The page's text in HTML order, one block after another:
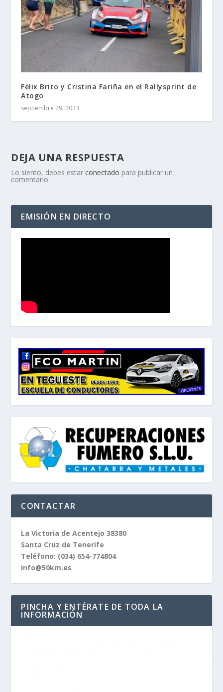
Félix Brito y Cristina Fariña en el Rallysprint de
Atogo
septiembre 29, 2023
DEJA UNA RESPUESTA
Lo siento, debes estarconectado para publicar un
comentario.
EMISIÓN EN DIRECTO
CONTACTAR
La Victoria de Acentejo 38380
Santa Cruz de Tenerife
Teléfono: (034) 654-774804
info@50km.es
PINCHA Y ENTÉRATE DE TODA LA
INFORMACIÓN